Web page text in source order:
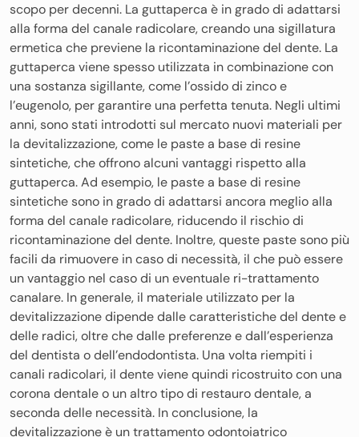
scopo per decenni. La guttaperca è in grado di adattarsi
alla forma del canale radicolare, creando una sigillatura
ermetica che previene la ricontaminazione del dente. La
guttaperca viene spesso utilizzata in combinazione con
una sostanza sigillante, come l’ossido di zinco e
l’eugenolo, per garantire una perfetta tenuta. Negli ultimi
anni, sono stati introdotti sul mercato nuovi materiali per
la devitalizzazione, come le paste a base di resine
sintetiche, che offrono alcuni vantaggi rispetto alla
guttaperca. Ad esempio, le paste a base di resine
sintetiche sono in grado di adattarsi ancora meglio alla
forma del canale radicolare, riducendo il rischio di
ricontaminazione del dente. Inoltre, queste paste sono più
facili da rimuovere in caso di necessità, il che può essere
un vantaggio nel caso di un eventuale ri-trattamento
canalare. In generale, il materiale utilizzato per la
devitalizzazione dipende dalle caratteristiche del dente e
delle radici, oltre che dalle preferenze e dall’esperienza
del dentista o dell’endodontista. Una volta riempiti i
canali radicolari, il dente viene quindi ricostruito con una
corona dentale o un altro tipo di restauro dentale, a
seconda delle necessità. In conclusione, la
devitalizzazione è un trattamento odontoiatrico